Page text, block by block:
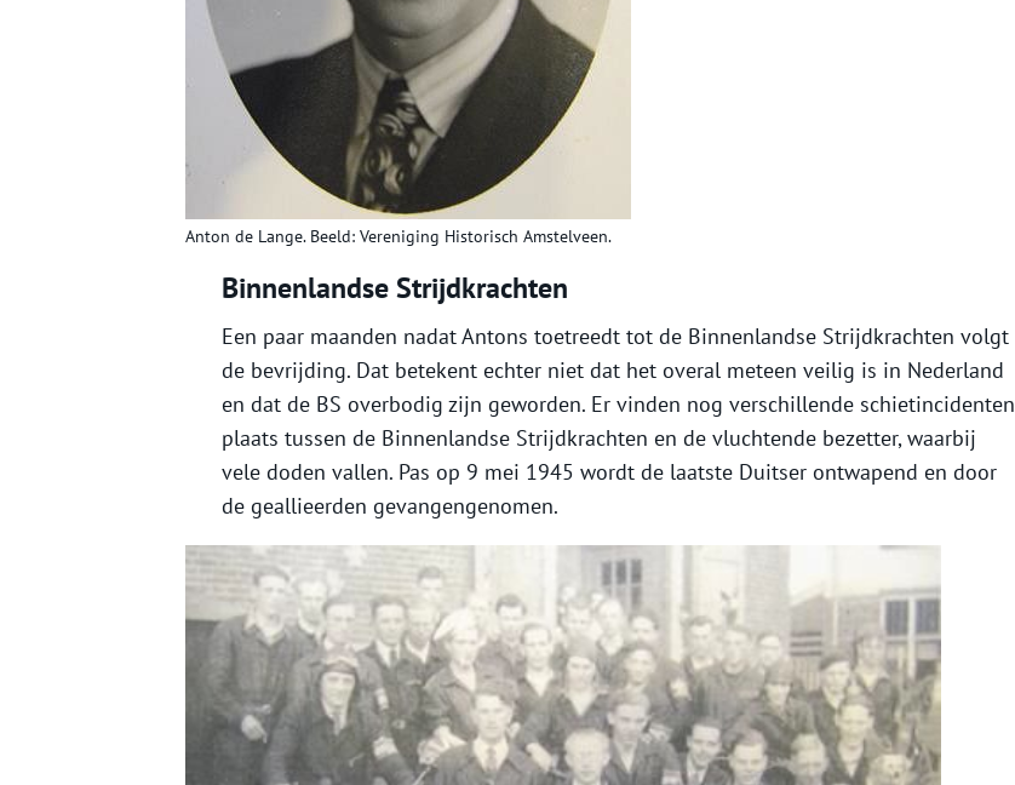
Anton de Lange. Beeld: Vereniging Historisch Amstelveen.
Binnenlandse Strijdkrachten
Een paar maanden nadat Antons toetreedt tot de Binnenlandse Strijdkrachten volgt
de bevrijding. Dat betekent echter niet dat het overal meteen veilig is in Nederland
en dat de BS overbodig zijn geworden. Er vinden nog verschillende schietincidenten
plaats tussen de Binnenlandse Strijdkrachten en de vluchtende bezetter, waarbij
vele doden vallen. Pas op 9 mei 1945 wordt de laatste Duitser ontwapend en door
de geallieerden gevangengenomen.